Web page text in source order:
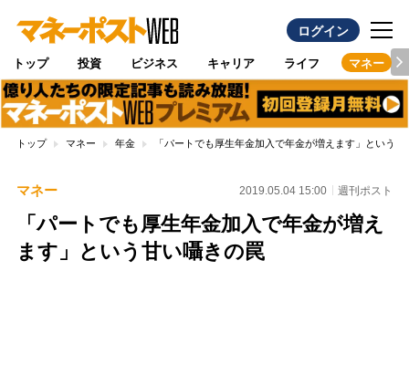
ログイン
トップ 投資 ビジネス キャリア ライフ マネー
トップ マネー 年金 「パートでも厚生年金加入で年金が増えます」という甘
マネー 2019.05.04 15:00 週刊ポスト
「パートでも厚生年金加入で年金が増え
ます」という甘い囁きの罠